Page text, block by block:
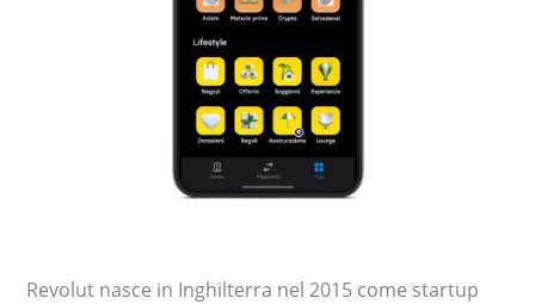
Revolut nasce in Inghilterra nel 2015 come startup